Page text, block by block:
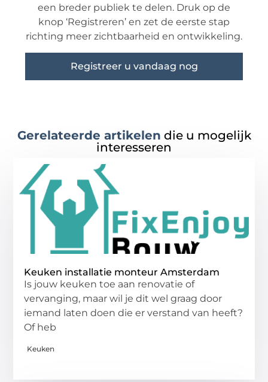
een breder publiek te delen. Druk op de
knop ‘Registreren’ en zet de eerste stap
richting meer zichtbaarheid en ontwikkeling.
Registreer u vandaag nog
Gerelateerde artikelen die u mogelijk
interesseren
Keuken installatie monteur Amsterdam
Is jouw keuken toe aan renovatie of
vervanging, maar wil je dit wel graag door
iemand laten doen die er verstand van heeft?
Of heb
Keuken